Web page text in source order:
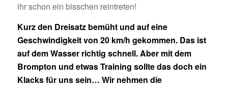
ihr schon ein bisschen reintreten!
Kurz den Dreisatz bemüht und auf eine
Geschwindigkeit von 20 km/h gekommen. Das ist
auf dem Wasser richtig schnell. Aber mit dem
Brompton und etwas Training sollte das doch ein
Klacks für uns sein… Wir nehmen die